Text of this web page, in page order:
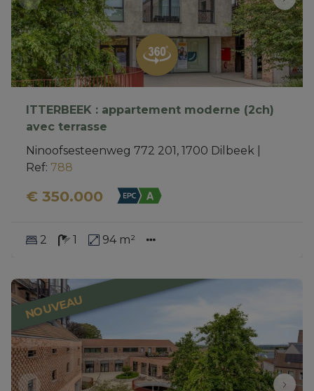
ITTERBEEK : appartement moderne (2ch)
avec terrasse
Ninoofsesteenweg 772 201, 1700 Dilbeek
Ref: 788
€ 350.000
2 1 94 m²
NOUVEAU